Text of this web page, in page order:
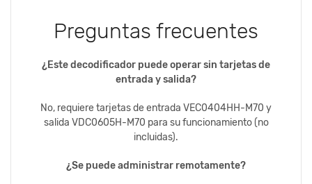
Preguntas frecuentes
¿Este decodificador puede operar sin tarjetas de
entrada y salida?
No, requiere tarjetas de entrada VEC0404HH-M70 y
salida VDC0605H-M70 para su funcionamiento (no
incluidas).
¿Se puede administrar remotamente?